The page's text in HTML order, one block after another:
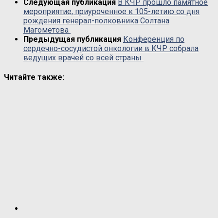
Следующая публикация В КЧР прошло памятное
мероприятие, приуроченное к 105-летию со дня
рождения генерал-полковника Солтана
Магометова
Предыдущая публикация Конференция по
сердечно-сосудистой онкологии в КЧР собрала
ведущих врачей со всей страны
Читайте также: